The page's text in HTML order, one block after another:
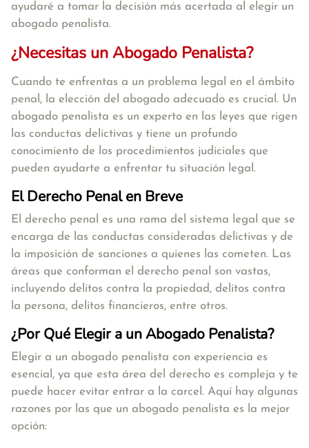
ayudaré a tomar la decisión más acertada al elegir un
abogado penalista.
¿Necesitas un Abogado Penalista?
Cuando te enfrentas a un problema legal en el ámbito
penal, la elección del abogado adecuado es crucial. Un
abogado penalista es un experto en las leyes que rigen
las conductas delictivas y tiene un profundo
conocimiento de los procedimientos judiciales que
pueden ayudarte a enfrentar tu situación legal.
El Derecho Penal en Breve
El derecho penal es una rama del sistema legal que se
encarga de las conductas consideradas delictivas y de
la imposición de sanciones a quienes las cometen. Las
áreas que conforman el derecho penal son vastas,
incluyendo delitos contra la propiedad, delitos contra
la persona, delitos financieros, entre otros.
¿Por Qué Elegir a un Abogado Penalista?
Elegir a un abogado penalista con experiencia es
esencial, ya que esta área del derecho es compleja y te
puede hacer evitar entrar a la carcel. Aquí hay algunas
razones por las que un abogado penalista es la mejor
opción: